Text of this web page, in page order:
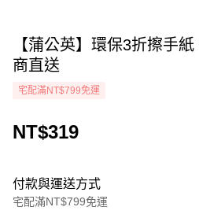
【蒲公英】環保3折擦手
商直送
宅配滿NT$799免運
NT$319
付款與運送方式
宅配滿NT$799免運